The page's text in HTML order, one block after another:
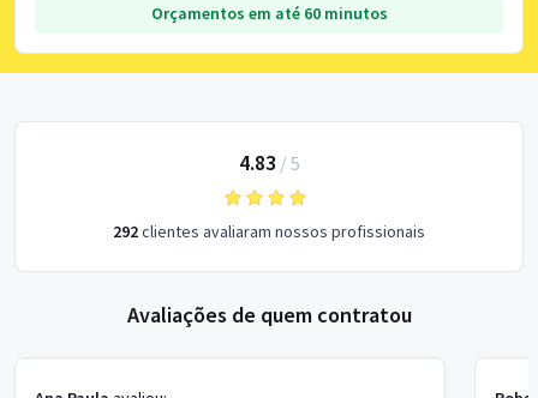
Orçamentos em até 60 minutos
4.83 / 5
292clientes avaliaram nossos profissionais
Avaliações de quem contratou